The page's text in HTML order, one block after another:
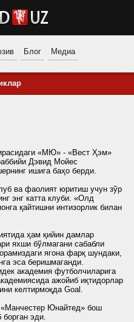
Блог Медиа
«МЮ» - «Вест Ҳэм»
Дэвид Мойес
ишига баҳо берди.
ва фаолият юритиш учун зўр
энг катта клуби. «Олд
қайтишни интизорлик билан
ҳам қийин дамлар
яхши бўлмагани сабабли
ягона фарқ шундаки,
эса беришмаганди.
академия футболчиларига
ажойиб иқтидорлар
келтирмоқда Goal.
Юнайтед» бош
эди.